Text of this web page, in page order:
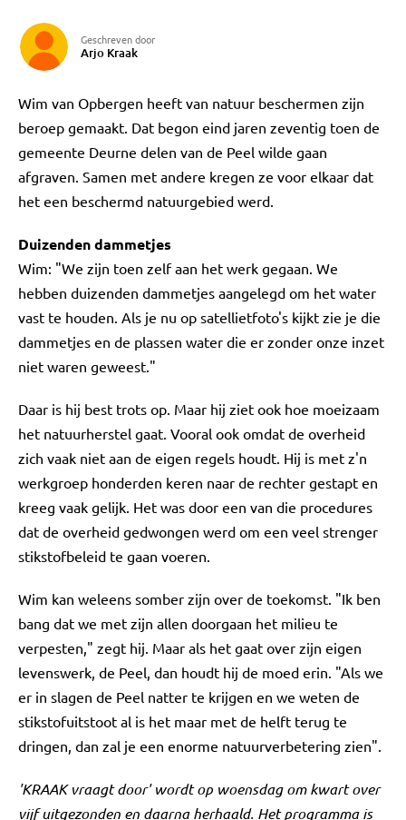
Geschreven door
Arjo Kraak
Wim van Opbergen heeft van natuur beschermen zijn
beroep gemaakt. Dat begon eind jaren zeventig toen de
gemeente Deurne delen van de Peel wilde gaan
afgraven. Samen met andere kregen ze voor elkaar dat
het een beschermd natuurgebied werd.
Duizenden dammetjes
Wim: "We zijn toen zelf aan het werk gegaan. We
hebben duizenden dammetjes aangelegd om het water
vast te houden. Als je nu op satellietfoto's kijkt zie je die
dammetjes en de plassen water die er zonder onze inzet
niet waren geweest."
Daar is hij best trots op. Maar hij ziet ook hoe moeizaam
het natuurherstel gaat. Vooral ook omdat de overheid
zich vaak niet aan de eigen regels houdt. Hij is met z'n
werkgroep honderden keren naar de rechter gestapt en
kreeg vaak gelijk. Het was door een van die procedures
dat de overheid gedwongen werd om een veel strenger
stikstofbeleid te gaan voeren.
Wim kan weleens somber zijn over de toekomst. "Ik ben
bang dat we met zijn allen doorgaan het milieu te
verpesten," zegt hij. Maar als het gaat over zijn eigen
levenswerk, de Peel, dan houdt hij de moed erin. "Als we
er in slagen de Peel natter te krijgen en we weten de
stikstofuitstoot al is het maar met de helft terug te
dringen, dan zal je een enorme natuurverbetering zien".
'KRAAK vraagt door' wordt op woensdag om kwart over
vijf uitgezonden en daarna herhaald. Het programma is